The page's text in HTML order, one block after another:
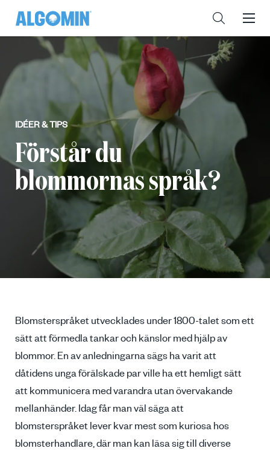
IDÉER & TIPS
Förstår du
blommornas språk?
Blomsterspråket utvecklades under 1800-talet som ett
sätt att förmedla tankar och känslor med hjälp av
blommor. En av anledningarna sägs ha varit att
dåtidens unga förälskade par ville ha ett hemligt sätt
att kommunicera med varandra utan övervakande
mellanhänder. Idag får man väl säga att
blomsterspråket lever kvar mest som kuriosa hos
blomsterhandlare, där man kan läsa sig till diverse